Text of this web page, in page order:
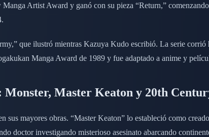
Artist Award y ganó con su pieza “Return,”
que ilustró mientras Kazuya Kudo escribió. La serie
Manga Award de 1989 y fue adaptado a anime y
Master Keaton y 20th
sus mayores obras. “Master Keaton” lo estableció como
doctor investigando misterioso asesinato abarcando